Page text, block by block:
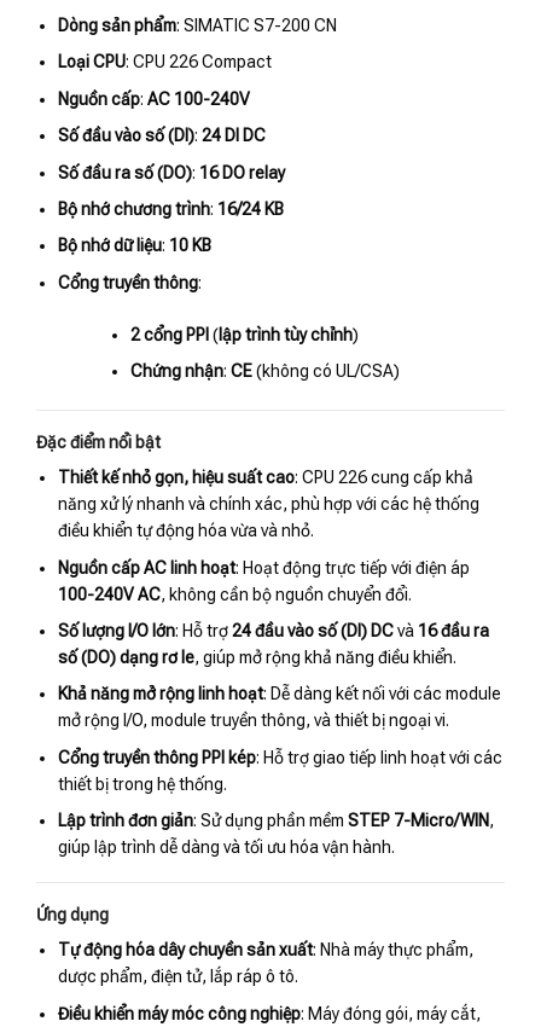
Dòng sản phẩm: SIMATIC S7-200 CN
Loại CPU: CPU 226 Compact
Nguồn cấp:AC 100-240V
Số đầu vào số (DI):24 DI DC
Số đầu ra số (DO): 16 DO relay
Bộ nhớ chương trình: 16/24 KB
Bộ nhớ dữ liệu: 10 KB
Cổng truyền thông:
2 cổng PPI (lập trình tùy chỉnh)
Chứng nhận:CE(không có UL/CSA)
Đặc điểm nổi bật
Thiết kế nhỏ gọn, hiệu suất cao: CPU 226 cung cấp khả
năng xử lý nhanh và chính xác, phù hợp với các hệ thống
điều khiển tự động hóa vừa và nhỏ.
Nguồn cấp AC linh hoạt: Hoạt động trực tiếp với điện áp
100-240V AC, không cần bộ nguồn chuyển đổi.
Số lượng I/O lớn: Hỗ trợ24 đầu vào số (DI) DCvà 16 đầu ra
số (DO) dạng rơ le, giúp mở rộng khả năng điều khiển.
Khả năng mở rộng linh hoạt: Dễ dàng kết nối với các module
mở rộng I/O, module truyền thông, và thiết bị ngoại vi.
Cổng truyền thông PPI kép: Hỗ trợ giao tiếp linh hoạt với các
thiết bị trong hệ thống.
Lập trình đơn giản: Sử dụng phần mềmSTEP 7-Micro/WIN,
giúp lập trình dễ dàng và tối ưu hóa vận hành.
Ứng dụng
Tự động hóa dây chuyền sản xuất: Nhà máy thực phẩm,
dược phẩm, điện tử, lắp ráp ô tô.
Điều khiển máy móc công nghiệp: Máy đóng gói, máy cắt,